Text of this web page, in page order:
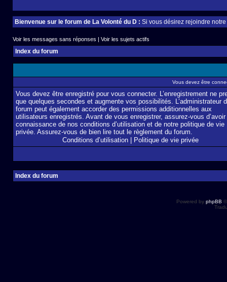
Bienvenue sur le forum de La Volonté du D : Si vous désirez rejoindre
Voir les messages sans réponses | Voir les sujets actifs
Index du forum
Vous devez être
Vous devez être enregistré pour vous connecter. L’enregistrement ne
que quelques secondes et augmente vos possibilités. L’administrateur
forum peut également accorder des permissions additionnelles aux
utilisateurs enregistrés. Avant de vous enregistrer, assurez-vous
connaissance de nos conditions d’utilisation et de notre politique de vie
privée. Assurez-vous de bien lire tout le règlement du forum.
Conditions d’utilisation
Politique de vie privée
Index du forum
Powered by phpBB